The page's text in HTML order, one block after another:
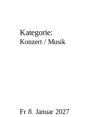
Kategorie:
Konzert / Musik
Fr 8. Januar 2027